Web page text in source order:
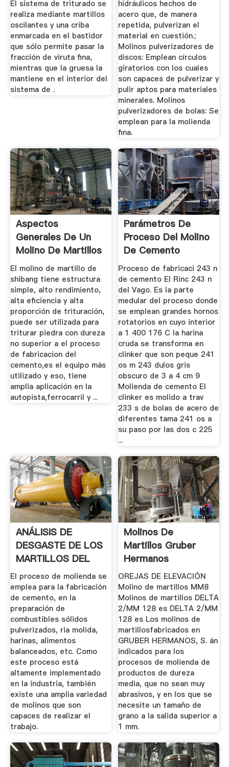
El sistema de triturado se
realiza mediante martillos
oscilantes y una criba
enmarcada en el bastidor
que sólo permite pasar la
fracción de viruta fina,
mientras que la gruesa la
mantiene en el interior del
sistema de .
hidráulicos hechos de
acero que, de manera
repetida, pulverizan el
material en cuestión.;
Molinos pulverizadores de
discos: Emplean círculos
giratorios con los cuales
son capaces de pulverizar y
pulir aptos para materiales
minerales. Molinos
pulverizadores de bolas: Se
emplean para la molienda
fina.
Aspectos
Generales De Un
Molino De Martillos
El molino de martillo de
shibang tiene estructura
simple, alto rendimiento,
alta eficiencia y alta
proporción de trituración,
puede ser utilizada para
triturar piedra con dureza
no superior a el proceso
de fabricacion del
cemento,es el equipo más
utilizado y eso, tiene
amplia aplicación en la
autopista,ferrocarril y ...
Parámetros De
Proceso Del Molino
De Cemento
Proceso de fabricaci 243 n
de cemento El Rinc 243 n
del Vago. Es la parte
medular del proceso donde
se emplean grandes hornos
rotatorios en cuyo interior
a 1 400 176 C la harina
cruda se transforma en
clinker que son peque 241
os m 243 dulos gris
obscuro de 3 a 4 cm 9
Molienda de cemento El
clinker es molido a trav
233 s de bolas de acero de
diferentes tama 241 os a
su paso por las dos c 225
...
ANÁLISIS DE
DESGASTE DE LOS
MARTILLOS DEL
MOLINO .
El proceso de molienda se
emplea para la fabricación
de cemento, en la
preparación de
combustibles sólidos
pulverizados, ria molida,
harinas, alimentos
balanceados, etc. Como
este proceso está
altamente implementado
en la industria, también
existe una amplia variedad
de molinos que son
capaces de realizar el
trabajo.
Molinos De
Martillos Gruber
Hermanos
OREJAS DE ELEVACIÓN
Molino de martillos MM8
Molinos de martillos DELTA
2/MM 128 es DELTA 2/MM
128 es Los molinos de
martillosfabricados en
GRUBER HERMANOS, S. án
indicados para los
procesos de molienda de
productos de dureza
media, que no sean muy
abrasivos, y en los que se
necesite un tamaño de
grano a la salida superior a
1 mm.